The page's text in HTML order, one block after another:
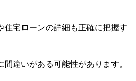
住宅ローンの詳細も正確に把握す
間違いがある可能性があります。